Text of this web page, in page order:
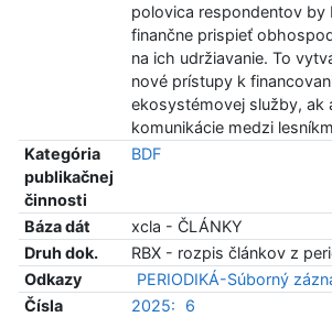
polovica respondentov by
finančne prispieť
na ich udržiavanie. To
nové prístupy k
ekosystémovej služby, ak
komunikácie medzi
Kategória
publikačnej
činnosti
BDF
Báza dát
xcla - ČLÁNKY
Druh dok.
RBX - rozpis článkov z
Odkazy
PERIODIKÁ-Súborný
Čísla
2025: 6